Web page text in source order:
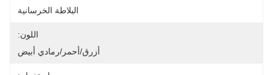
البلاطة الخرسانية
اللون:
أزرق/أحمر/رمادي أبيض